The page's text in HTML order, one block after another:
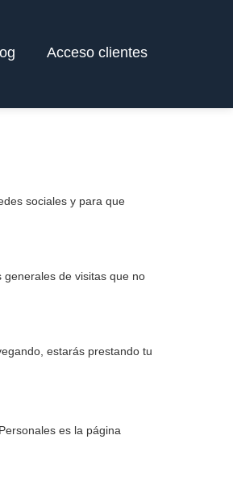
Acceso clientes
sociales y para que
de visitas que no
estarás prestando tu
es la página